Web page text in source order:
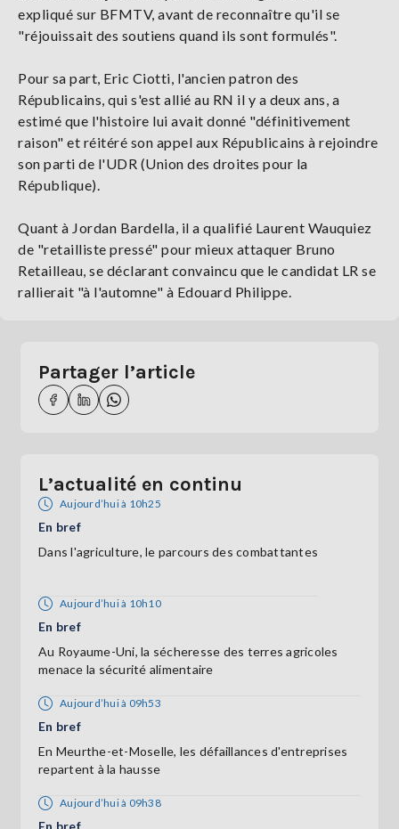
expliqué sur BFMTV, avant de reconnaître qu'il se
"réjouissait des soutiens quand ils sont formulés".
Pour sa part, Eric Ciotti, l'ancien patron des
Républicains, qui s'est allié au RN il y a deux ans, a
estimé que l'histoire lui avait donné "définitivement
raison" et réitéré son appel aux Républicains à rejoindre
son parti de l'UDR (Union des droites pour la
République).
Quant à Jordan Bardella, il a qualifié Laurent Wauquiez
de "retailliste pressé" pour mieux attaquer Bruno
Retailleau, se déclarant convaincu que le candidat LR se
rallierait "à l'automne" à Edouard Philippe.
Partager l’article
L’actualité en continu
Aujourd’hui à 10h25
En bref
Dans l'agriculture, le parcours des combattantes
Aujourd’hui à 10h10
En bref
Au Royaume-Uni, la sécheresse des terres agricoles
menace la sécurité alimentaire
Aujourd’hui à 09h53
En bref
En Meurthe-et-Moselle, les défaillances d'entreprises
repartent à la hausse
Aujourd’hui à 09h38
En bref